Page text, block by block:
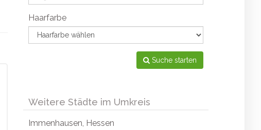
Haarfarbe
Suche starten
Weitere Städte im Umkreis
Immenhausen, Hessen